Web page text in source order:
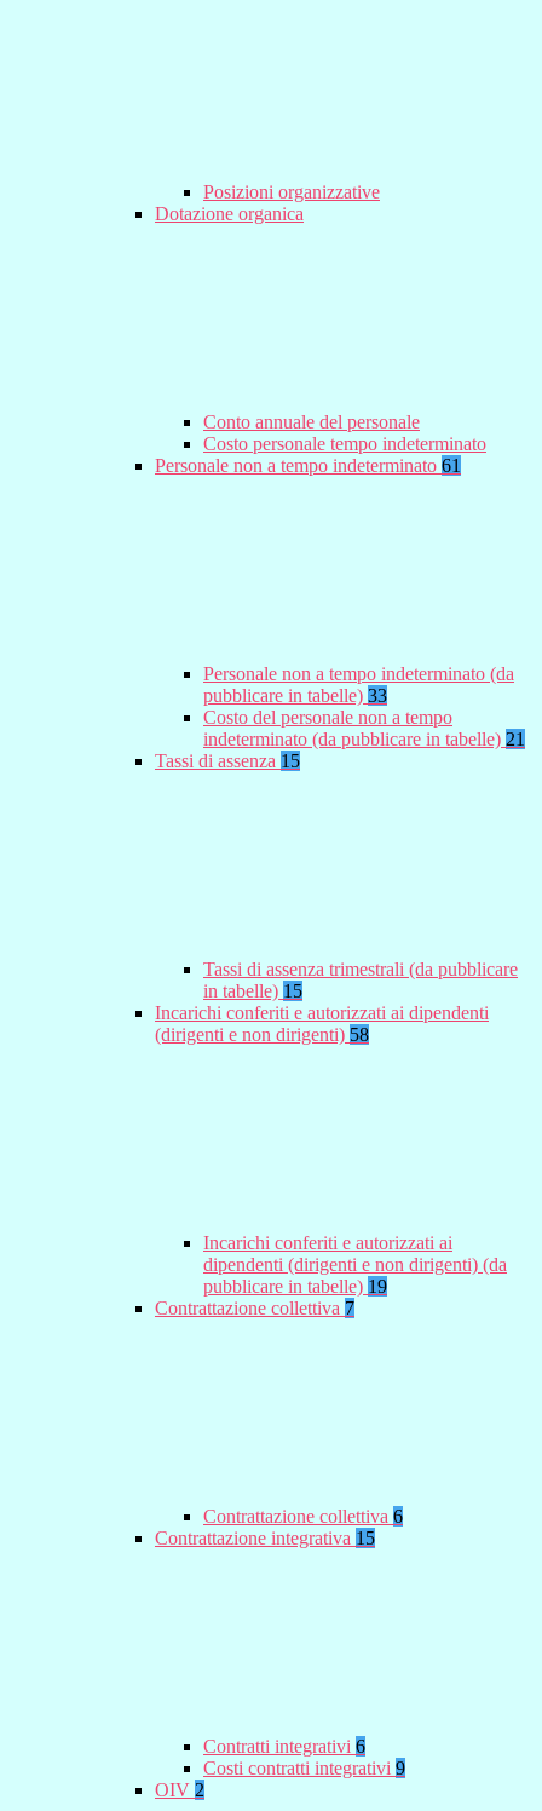
Posizioni organizzative
Dotazione organica
Conto annuale del personale
Costo personale tempo indeterminato
Personale non a tempo indeterminato 61
Personale non a tempo indeterminato (da
pubblicare in tabelle) 33
Costo del personale non a tempo
indeterminato (da pubblicare in tabelle) 21
Tassi di assenza 15
Tassi di assenza trimestrali (da pubblicare
in tabelle) 15
Incarichi conferiti e autorizzati ai dipendenti
(dirigenti e non dirigenti) 58
Incarichi conferiti e autorizzati ai
dipendenti (dirigenti e non dirigenti) (da
pubblicare in tabelle) 19
Contrattazione collettiva 7
Contrattazione collettiva 6
Contrattazione integrativa 15
Contratti integrativi 6
Costi contratti integrativi 9
OIV 2